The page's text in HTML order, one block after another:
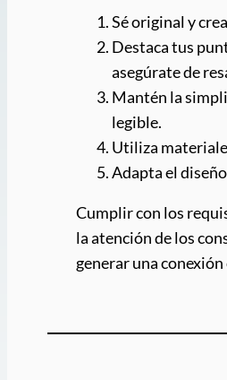
Sé original y
Destaca tus
asegúrate de
Mantén la
legible.
Utiliza
Adapta el
Cumplir con los
la atención de los
generar una